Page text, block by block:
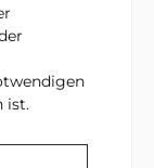
ist.